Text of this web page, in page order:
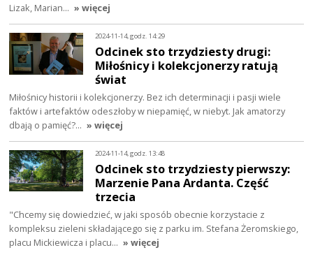
Lizak, Marian… » więcej
2024-11-14, godz. 14:29
Odcinek sto trzydziesty drugi:
Miłośnicy i kolekcjonerzy ratują
świat
Miłośnicy historii i kolekcjonerzy. Bez ich determinacji i pasji wiele
faktów i artefaktów odeszłoby w niepamięć, w niebyt. Jak amatorzy
dbają o pamięć?… » więcej
2024-11-14, godz. 13:48
Odcinek sto trzydziesty pierwszy:
Marzenie Pana Ardanta. Część
trzecia
"Chcemy się dowiedzieć, w jaki sposób obecnie korzystacie z
kompleksu zieleni składającego się z parku im. Stefana Żeromskiego,
placu Mickiewicza i placu… » więcej